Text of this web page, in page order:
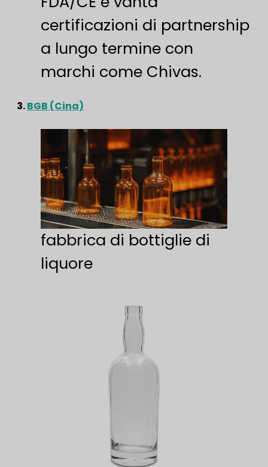
certificazioni di partnership
a lungo termine con
marchi come Chivas.
3.BGB (Cina)
fabbrica di bottiglie di
liquore